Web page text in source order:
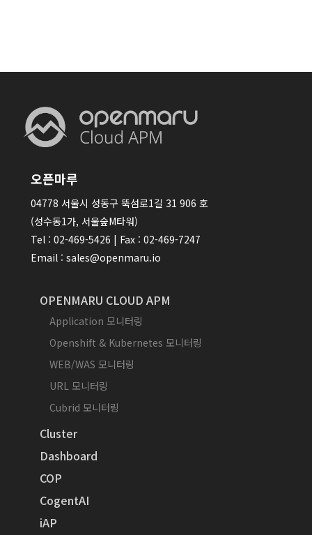
오픈마루
04778 서울시 성동구 뚝섬로1길 31 906 호
(성수동1가, 서울숲M타워)
Tel : 02-469-5426 | Fax : 02-469-7247
Email : sales@openmaru.io
OPENMARU CLOUD APM
Application 모니터링
Openshift & Kubernetes 모니터링
WEB/WAS 모니터링
URL 모니터링
Cubrid 모니터링
Cluster
Dashboard
COP
CogentAI
iAP